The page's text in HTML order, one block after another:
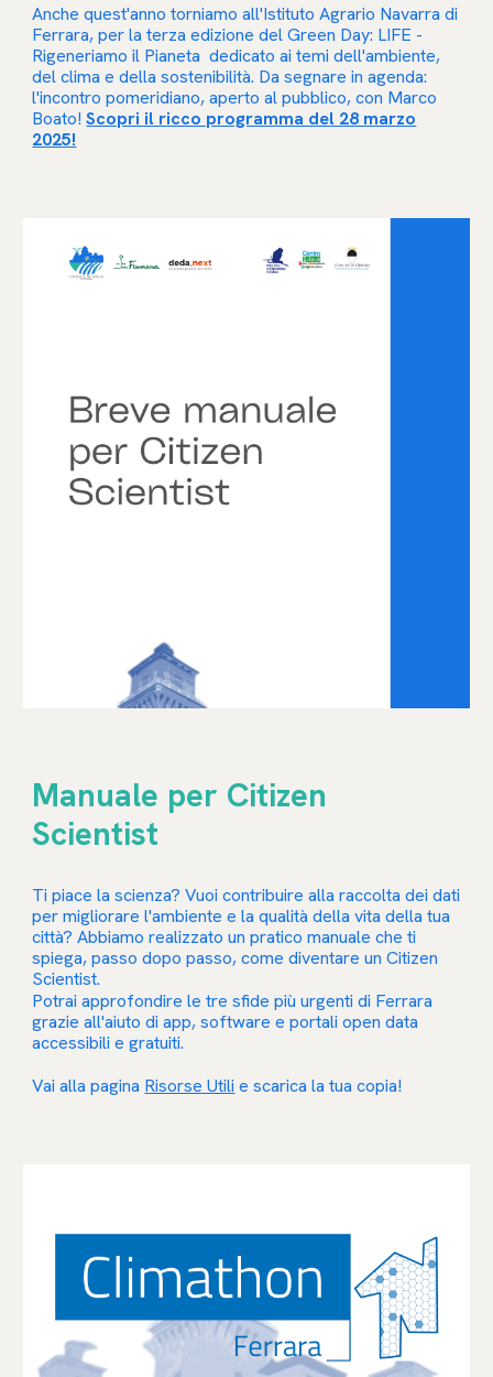
Anche quest'anno torniamo all'Istituto Agrario Navarra di
Ferrara, per la terza edizione del Green Day: LIFE -
Rigeneriamo il Pianeta dedicato ai temi dell'ambiente,
del clima e della sostenibilità. Da segnare in agenda:
l'incontro pomeridiano, aperto al pubblico, con Marco
Boato!Scopri il ricco programma del 28 marzo
2025!
Manuale per Citizen
Scientist
Ti piace la scienza? Vuoi contribuire alla raccolta dei dati
per migliorare l'ambiente e la qualità della vita della tua
città? Abbiamo realizzato un pratico manuale che ti
spiega, passo dopo passo, come diventare un Citizen
Scientist.
Potrai approfondire le tre sfide più urgenti di Ferrara
grazie all'aiuto di app, software e portali open data
accessibili e gratuiti.
Vai alla pagina Risorse Utili e scarica la tua copia!